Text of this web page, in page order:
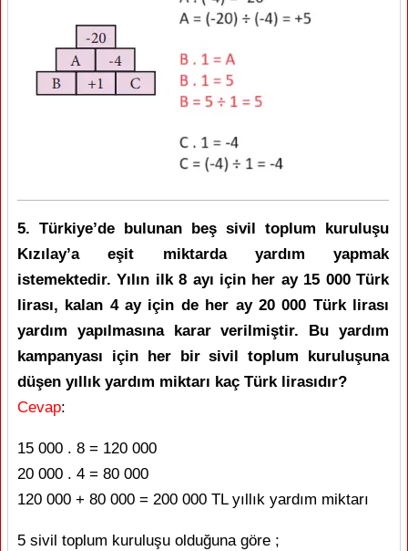
5. Türkiye’de bulunan beş sivil toplum kuruluşu
Kızılay’a eşit miktarda yardım yapmak
istemektedir. Yılın ilk 8 ayı için her ay 15 000 Türk
lirası, kalan 4 ay için de her ay 20 000 Türk lirası
yardım yapılmasına karar verilmiştir. Bu yardım
kampanyası için her bir sivil toplum kuruluşuna
düşen yıllık yardım miktarı kaç Türk lirasıdır?
Cevap:
15 000 . 8 = 120 000
20 000 . 4 = 80 000
120 000 + 80 000 = 200 000 TL yıllık yardım miktarı
5 sivil toplum kuruluşu olduğuna göre ;